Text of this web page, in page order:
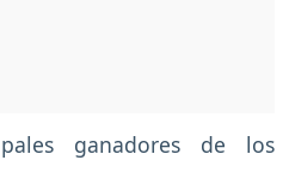
ganadores de los